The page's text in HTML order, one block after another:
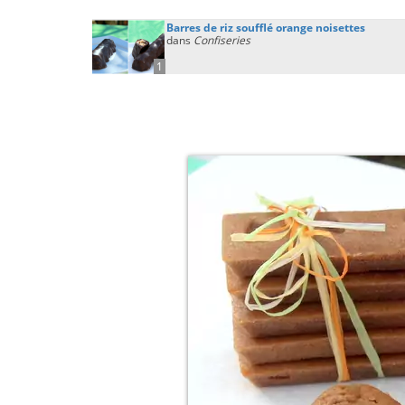
1
Barres de riz soufflé orange noisettes
dans Confiseries